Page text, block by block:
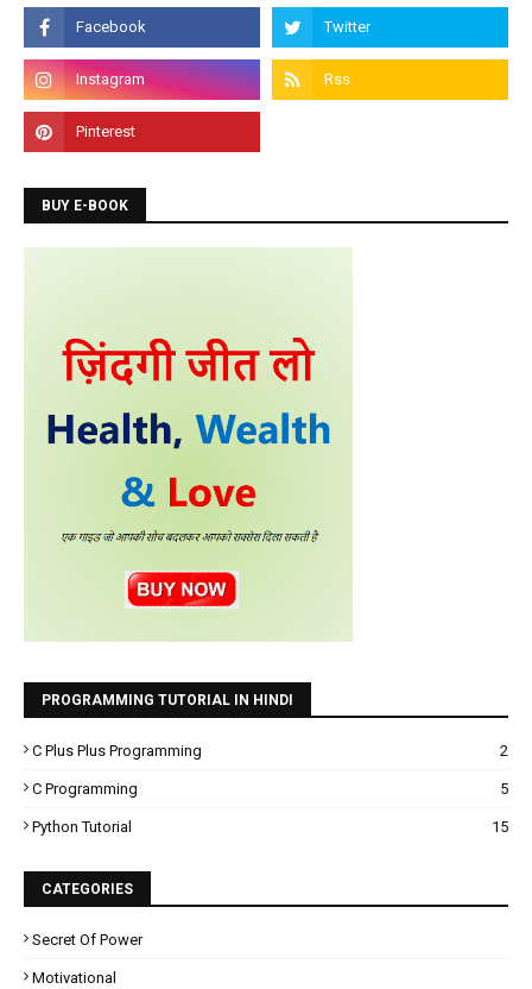
Programming Courses
Admission is going on for Programming Languages
like C, C++, Java, .Net, PHP, Python etc.
BUY E-BOOK
PROGRAMMING TUTORIAL IN HINDI
C Plus Plus Programming 2
C Programming 5
Python Tutorial 15
CATEGORIES
Secret Of Power
Motivational